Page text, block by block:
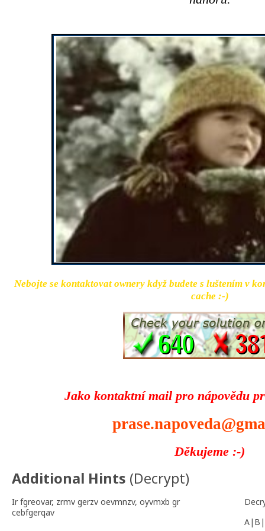
Nebojte se kontaktovat ownery když budete s luštením v
cache :-)
Jako kontaktní mail pro nápovědu
Děkujeme :-)
Additional Hints (Decrypt)
Ir fgreovar, zrmv gerzv oevmnzv, oyvmxb gr
cebfgerqav